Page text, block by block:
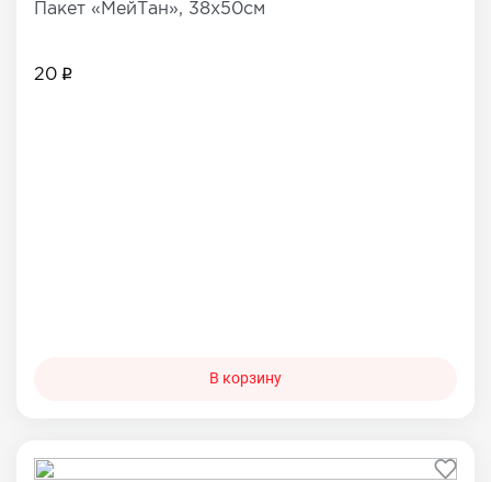
Пакет «МейТан», 38х50см
20
В корзину